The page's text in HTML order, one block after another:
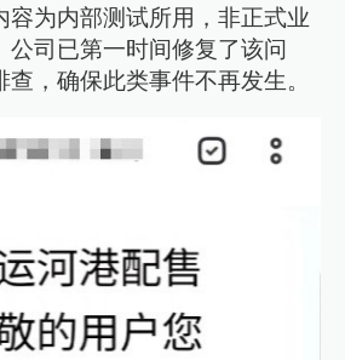
容为内部测试所用，非正式业
公司已第一时间修复了该问
，确保此类事件不再发生。